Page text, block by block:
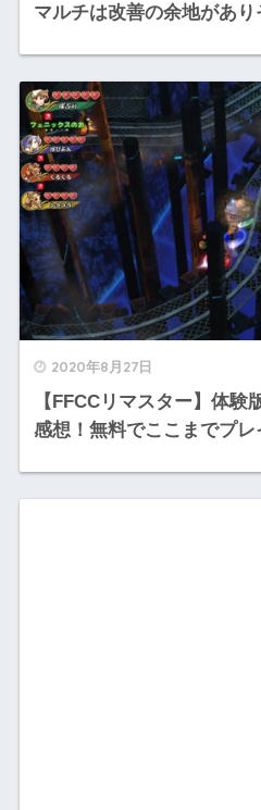
マルチは改善の余地があり
2020年8月27日
【FFCCリマスター】体
感想！無料でここまでプレ